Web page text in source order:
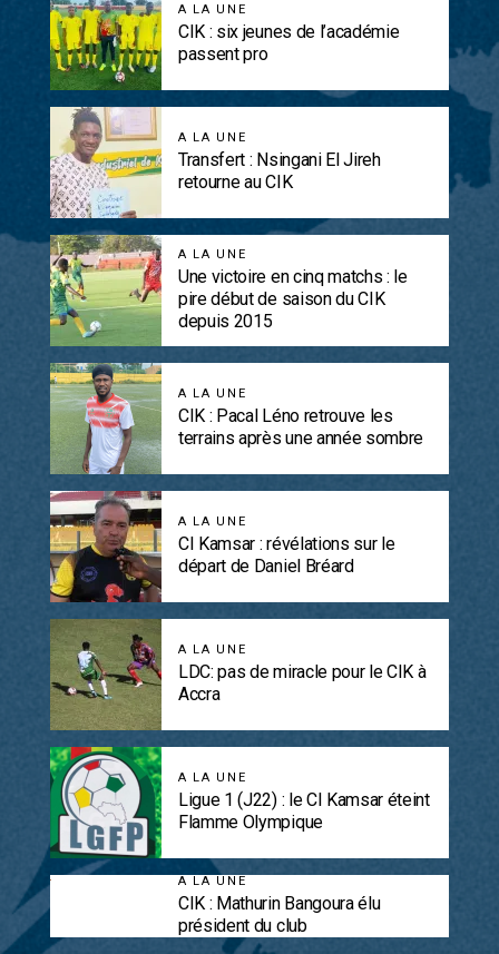
A LA UNE
CIK : six jeunes de l’académie
passent pro
A LA UNE
Transfert : Nsingani El Jireh
retourne au CIK
A LA UNE
Une victoire en cinq matchs : le
pire début de saison du CIK
depuis 2015
A LA UNE
CIK : Pacal Léno retrouve les
terrains après une année sombre
A LA UNE
CI Kamsar : révélations sur le
départ de Daniel Bréard
A LA UNE
LDC: pas de miracle pour le CIK à
Accra
A LA UNE
Ligue 1 (J22) : le CI Kamsar éteint
Flamme Olympique
A LA UNE
CIK : Mathurin Bangoura élu
président du club